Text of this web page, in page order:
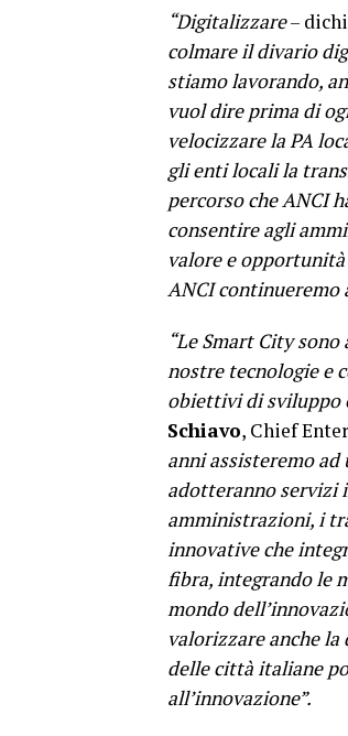
“Digitalizzare–
colmare il divario
stiamo lavorando,
vuol dire prima di
velocizzare la PA
gli enti locali la
percorso che ANCI
consentire agli
valore e opportunità
ANCI continueremo
“Le Smart City
nostre tecnologie e
obiettivi di sviluppo
Schiavo, Chief
anni assisteremo
adotteranno servizi
amministrazioni, i
innovative che
fibra, integrando le
mondo
valorizzare anche
delle città italiane
all’innovazione”.